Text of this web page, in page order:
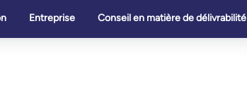
Entreprise Conseil en matière de délivrabilité